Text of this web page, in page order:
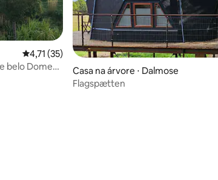
4,71 de uma avaliação média de 5, 35 avaliações
4,71 (35)
belo Dome
Casa na árvore ⋅ Dalmose
Flagspætten